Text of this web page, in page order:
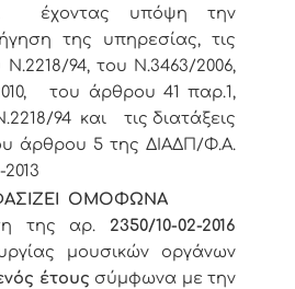
έχοντας υπόψη την
της υπηρεσίας, τις
Ν.2218/94, του Ν.3463/2006,
του άρθρου 41 παρ.1,
94 και τις διατάξεις
άρθρου 5 της ΔΙΑΔΠ/Φ.Α.
2013
ΟΜΟΦΩΝΑ
της αρ. 2350/10-02-2016
μουσικών οργάνων
έτους σύμφωνα με την